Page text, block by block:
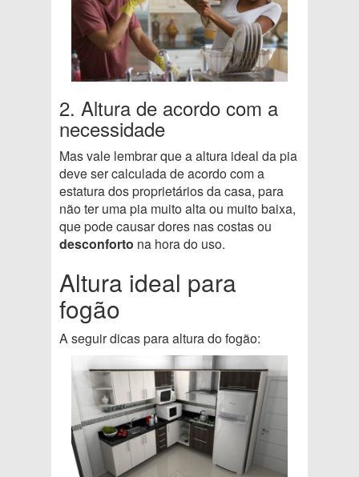
2. Altura de acordo com a
necessidade
Mas vale lembrar que a altura ideal da pia
deve ser calculada de acordo com a
estatura dos proprietários da casa, para
não ter uma pia muito alta ou muito baixa,
que pode causar dores nas costas ou
desconforto na hora do uso.
Altura ideal para
fogão
A seguir dicas para altura do fogão: